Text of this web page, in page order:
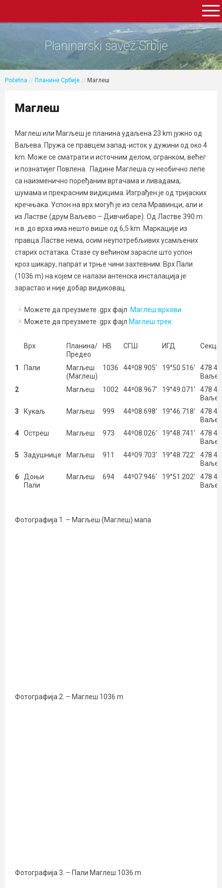
Planinarski savez Srbije
Početna // Планине Србије // Маглеш
Маглеш
Маглеш или Магљеш је планина удаљена 23 km јужно од
Ваљева. Пружа се правцем запад-исток у дужини од око 4
km. Може се сматрати и источним делом, огранком, већег
и познатијег Повлена. Падине Маглеша су необично лепе
са наизменично поређаним вртачама и ливадама,
шумама и прекрасним видицима. Изграђен је од тријаских
кречњака. Успон на врх могућ је из села Мравинци, али и
из Ластве (друм Ваљево – Дивчибаре). Од Ластве 390 m
н.в. до врха има нешто више од 6,5 km. Маркације из
правца Ластве нема, осим неупотребљивих усамљених
старих остатака. Стазе су већином зарасле што успон
кроз шикару, папрат и трње чини захтевним. Врх Пали
(1036 m) на којем се налази антенска инсталација је
зарастао и није добар видиковац.
Можете да преузмете .gpx фајл Маглеш врхови
Можете да преузмете .gpx фајл Маглеш трек
Врх
Планина/
Предео
НВ СГШ ИГД
1 Пали
Магљеш
(Маглеш)
1036 44⁰08.905‘ 19°50.516′
478 4
2
Магљеш 1002 44⁰08.967‘ 19°49.071′
478 4
3
Кукаљ Магљеш 999 44⁰08.698‘ 19°46.718′
478 4
4
Остреш Магљеш 973 44⁰08.026‘ 19°48.741′
478 4
5
Задушнице Магљеш 911 44⁰09.703‘ 19°48.722′
478 4
6
Доњи
Пали
Магљеш 694 44⁰07.946‘ 19°51.202′
478 4
Фотографија 1. – Магљеш (Маглеш) мапа
Фотографија 2. – Маглеш 1036 m
Фотографија 3. – Пали Маглеш 1036 m